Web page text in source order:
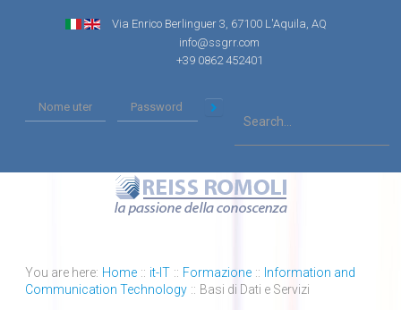
Via Enrico Berlinguer 3, 67100 L'Aquila, AQ
info@ssgrr.com
+39 0862 452401
You are here: Home :: it-IT :: Formazione :: Information and
Communication Technology :: Basi di Dati e Servizi